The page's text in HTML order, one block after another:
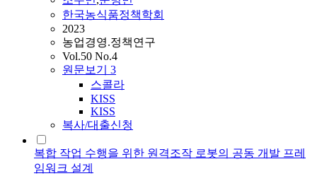
한국농식품정책학회
2023
농업경영.정책연구
Vol.50 No.4
원문보기 3
스콜라
KISS
KISS
복사/대출신청
복합 작업 수행을 위한 원격조작 로봇의 공동 개발 프레
임워크 설계